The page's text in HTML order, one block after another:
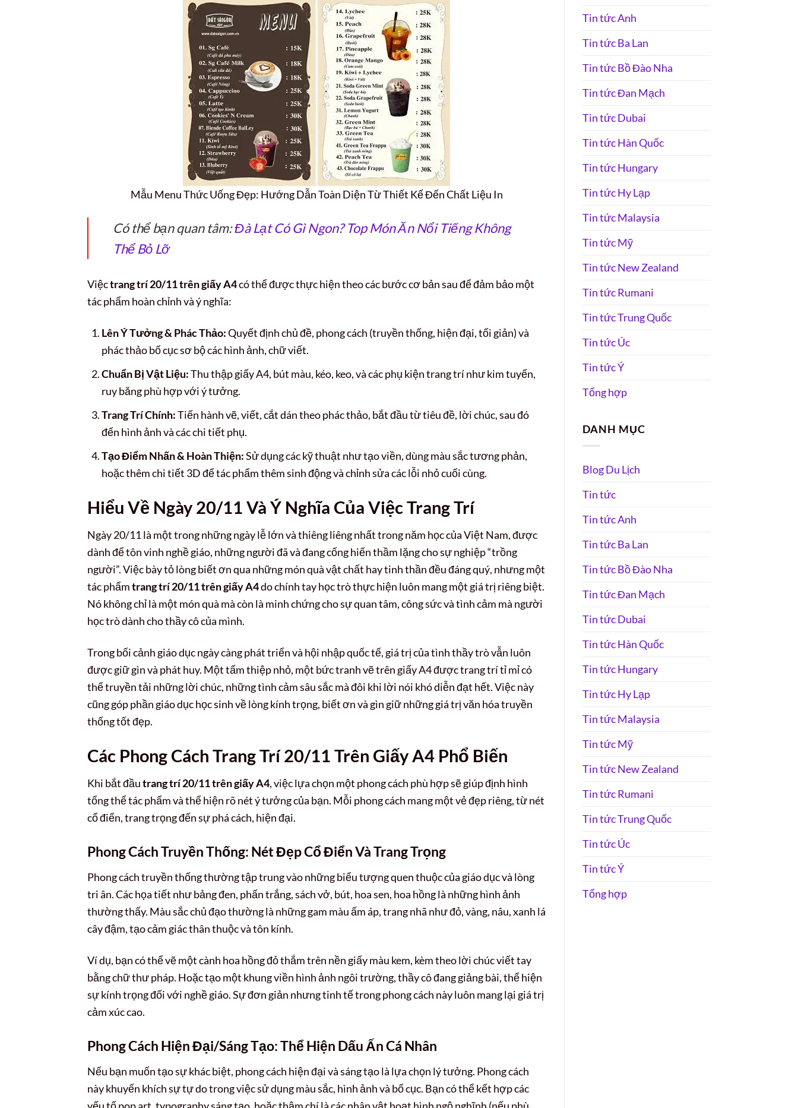
Mẫu Menu Thức Uống Đẹp: Hướng Dẫn Toàn Diện Từ Thiết Kế Đến Chất Liệu In
Có thể bạn quan tâm:Đà Lạt Có Gì Ngon? Top Món Ăn Nổi Tiếng Không
Thể Bỏ Lỡ
Việctrang trí 20/11 trên giấy A4có thể được thực hiện theo các bước cơ bản sau để đảm bảo một
tác phẩm hoàn chỉnh và ý nghĩa:
Lên Ý Tưởng & Phác Thảo:Quyết định chủ đề, phong cách (truyền thống, hiện đại, tối giản) và
phác thảo bố cục sơ bộ các hình ảnh, chữ viết.
Chuẩn Bị Vật Liệu:Thu thập giấy A4, bút màu, kéo, keo, và các phụ kiện trang trí như kim tuyến,
ruy băng phù hợp với ý tưởng.
Trang Trí Chính:Tiến hành vẽ, viết, cắt dán theo phác thảo, bắt đầu từ tiêu đề, lời chúc, sau đó
đến hình ảnh và các chi tiết phụ.
Tạo Điểm Nhấn & Hoàn Thiện:Sử dụng các kỹ thuật như tạo viền, dùng màu sắc tương phản,
hoặc thêm chi tiết 3D để tác phẩm thêm sinh động và chỉnh sửa các lỗi nhỏ cuối cùng.
Hiểu Về Ngày 20/11 Và Ý Nghĩa Của Việc Trang Trí
Ngày 20/11 là một trong những ngày lễ lớn và thiêng liêng nhất trong năm học của Việt Nam, được
dành để tôn vinh nghề giáo, những người đã và đang cống hiến thầm lặng cho sự nghiệp “trồng
người”. Việc bày tỏ lòng biết ơn qua những món quà vật chất hay tinh thần đều đáng quý, nhưng một
tác phẩmtrang trí 20/11 trên giấy A4do chính tay học trò thực hiện luôn mang một giá trị riêng biệt.
Nó không chỉ là một món quà mà còn là minh chứng cho sự quan tâm, công sức và tình cảm mà người
học trò dành cho thầy cô của mình.
Trong bối cảnh giáo dục ngày càng phát triển và hội nhập quốc tế, giá trị của tình thầy trò vẫn luôn
được giữ gìn và phát huy. Một tấm thiệp nhỏ, một bức tranh vẽ trên giấy A4 được trang trí tỉ mỉ có
thể truyền tải những lời chúc, những tình cảm sâu sắc mà đôi khi lời nói khó diễn đạt hết. Việc này
cũng góp phần giáo dục học sinh về lòng kính trọng, biết ơn và gìn giữ những giá trị văn hóa truyền
thống tốt đẹp.
Các Phong Cách Trang Trí 20/11 Trên Giấy A4 Phổ Biến
Khi bắt đầutrang trí 20/11 trên giấy A4, việc lựa chọn một phong cách phù hợp sẽ giúp định hình
tổng thể tác phẩm và thể hiện rõ nét ý tưởng của bạn. Mỗi phong cách mang một vẻ đẹp riêng, từ nét
cổ điển, trang trọng đến sự phá cách, hiện đại.
Phong Cách Truyền Thống: Nét Đẹp Cổ Điển Và Trang Trọng
Phong cách truyền thống thường tập trung vào những biểu tượng quen thuộc của giáo dục và lòng
tri ân. Các họa tiết như bảng đen, phấn trắng, sách vở, bút, hoa sen, hoa hồng là những hình ảnh
thường thấy. Màu sắc chủ đạo thường là những gam màu ấm áp, trang nhã như đỏ, vàng, nâu, xanh lá
cây đậm, tạo cảm giác thân thuộc và tôn kính.
Ví dụ, bạn có thể vẽ một cành hoa hồng đỏ thắm trên nền giấy màu kem, kèm theo lời chúc viết tay
bằng chữ thư pháp. Hoặc tạo một khung viền hình ảnh ngôi trường, thầy cô đang giảng bài, thể hiện
sự kính trọng đối với nghề giáo. Sự đơn giản nhưng tinh tế trong phong cách này luôn mang lại giá trị
cảm xúc cao.
Phong Cách Hiện Đại/Sáng Tạo: Thể Hiện Dấu Ấn Cá Nhân
Nếu bạn muốn tạo sự khác biệt, phong cách hiện đại và sáng tạo là lựa chọn lý tưởng. Phong cách
này khuyến khích sự tự do trong việc sử dụng màu sắc, hình ảnh và bố cục. Bạn có thể kết hợp các
Tin tức Anh
Tin tức Ba Lan
Tin tức Bồ Đào Nha
Tin tức Đan Mạch
Tin tức Dubai
Tin tức Hàn Quốc
Tin tức Hungary
Tin tức Hy Lạp
Tin tức Malaysia
Tin tức Mỹ
Tin tức New Zealand
Tin tức Rumani
Tin tức Trung Quốc
Tin tức Úc
Tin tức Ý
Tổng hợp
DANH MỤC
Blog Du Lịch
Tin tức
Tin tức Anh
Tin tức Ba Lan
Tin tức Bồ Đào Nha
Tin tức Đan Mạch
Tin tức Dubai
Tin tức Hàn Quốc
Tin tức Hungary
Tin tức Hy Lạp
Tin tức Malaysia
Tin tức Mỹ
Tin tức New Zealand
Tin tức Rumani
Tin tức Trung Quốc
Tin tức Úc
Tin tức Ý
Tổng hợp